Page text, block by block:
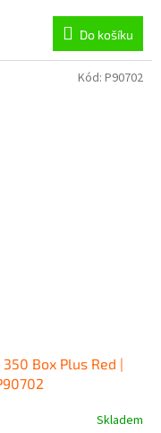
Do košíku
Box Plus Red |
Skladem
Kód: P90702